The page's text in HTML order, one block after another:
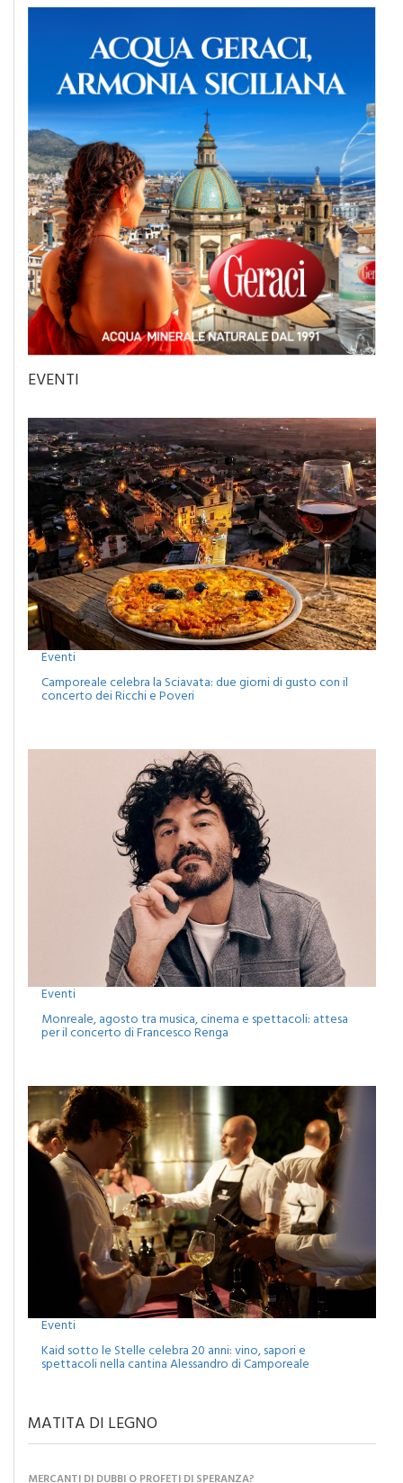
EVENTI
Eventi
Camporeale celebra la Sciavata: due giorni di gusto con il
concerto dei Ricchi e Poveri
Monreale, agosto tra musica, cinema e spettacoli: attesa
per il concerto di Francesco Renga
Kaid sotto le Stelle celebra 20 anni: vino, sapori e
spettacoli nella cantina Alessandro di Camporeale